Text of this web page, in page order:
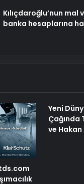
Kılıçdaroğlu’nun mal
banka hesaplarına
Yeni
Çağında
ve